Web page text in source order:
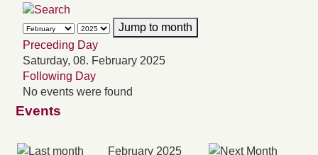
Jump to month
Preceding Day
Saturday, 08. February 2025
Following Day
No events were found
Events
February 2025